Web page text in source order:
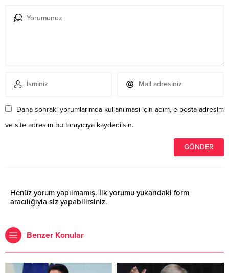
Daha sonraki yorumlarımda kullanılması için adım, e-posta adresim
ve site adresim bu tarayıcıya kaydedilsin.
Henüz yorum yapılmamış. İlk yorumu yukarıdaki form
aracılığıyla siz yapabilirsiniz.
Benzer Konular